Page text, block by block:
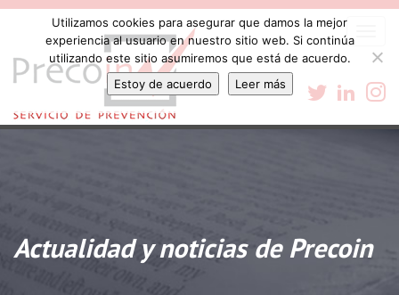
Actualidad y noticias de Precoin
Utilizamos cookies para asegurar que damos la mejor
experiencia al usuario en nuestro sitio web. Si continúa
utilizando este sitio asumiremos que está de acuerdo.
Estoy de acuerdo
Leer más